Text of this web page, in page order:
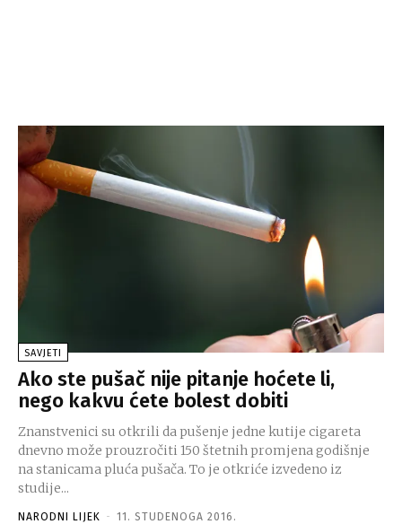
SAVJETI
Ako ste pušač nije pitanje hoćete li,
nego kakvu ćete bolest dobiti
Znanstvenici su otkrili da pušenje jedne kutije cigareta
dnevno može prouzročiti 150 štetnih promjena godišnje
na stanicama pluća pušača. To je otkriće izvedeno iz
studije...
NARODNI LIJEK - 11. STUDENOGA 2016.